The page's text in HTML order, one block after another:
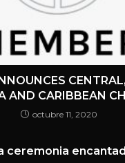
AND CARIBBEAN
octubre 11, 2020
ceremonia